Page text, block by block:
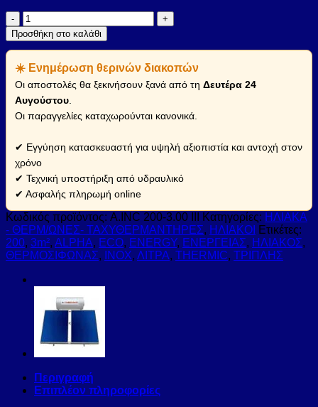
ΤΗΕRΜΙC
ALPHA
–
ΘΕΡΜΟΣΙΦΩΝΑΣ
ΙΝΟΧ
ECO
ENERGY
200
ΤΡΙΠΛΗΣ
ΕΝΕΡΓΕΙΑΣ
3m²
ποσότητα
Προσθήκη στο καλάθι
☀️ Ενημέρωση θερινών διακοπών
Οι αποστολές θα ξεκινήσουν ξανά από τη Δευτέρα 24
Αυγούστου
Οι παραγγελίες καταχωρούνται κανονικά.
✔ Εγγύηση κατασκευαστή για υψηλή αξιοπιστία και αντοχή στον
χρόνο
✔ Τεχνική υποστήριξη από υδραυλικό
✔ Ασφαλής πληρωμή online
Κωδικός προϊόντος: A.INC 200-3.00 III Κατηγορίες: ΗΛΙΑΚΑ
- ΘΕΡΜ/ΩΝΕΣ- ΤΑΧΥΘΕΡΜΑΝΤΗΡΕΣ, ΗΛΙΑΚΟΙ
Ετικέτες:
200, 3m², ALPHA, ECO, ENERGY, ΕΝΕΡΓΕΙΑΣ, ΗΛΙΑΚΟΣ,
ΘΕΡΜΟΣΙΦΩΝΑΣ, ΙΝΟΧ, ΛΙΤΡΑ, ΤΗΕRΜΙC, ΤΡΙΠΛΗΣ
Περιγραφή
Επιπλέον πληροφορίες